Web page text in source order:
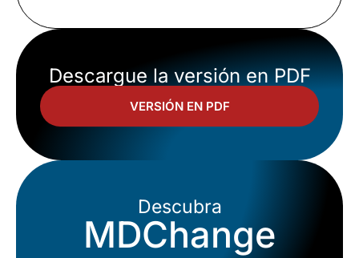
Descargue la versión en PDF
VERSIÓN EN PDF
Descubra
MDChange